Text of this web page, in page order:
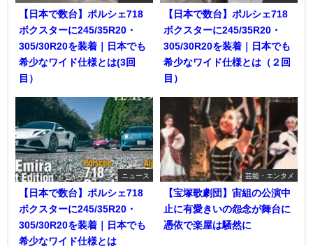
【日本で数台】ポルシェ718
ボクスターに245/35R20・
305/30R20を装着｜日本でも
希少なワイド仕様とは(3回
目）
【日本で数台】ポルシェ718
ボクスターに245/35R20・
305/30R20を装着｜日本でも
希少なワイド仕様とは（２回
目）
ニュース
【日本で数台】ポルシェ718
ボクスターに245/35R20・
305/30R20を装着｜日本でも
希少なワイド仕様とは
芸能・エンタメ
【宝塚歌劇団】宙組の公演中
止に有愛きいの怨念が舞台に
憑依で楽屋は騒然に